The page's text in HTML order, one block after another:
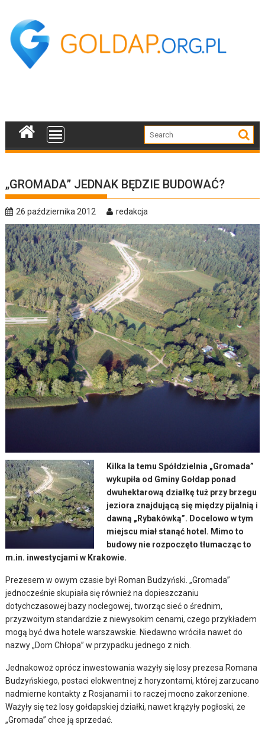
content
„GROMADA” JEDNAK BĘDZIE BUDOWAĆ?
26 października 2012 redakcja
Kilka la temu Spółdzielnia „Gromada”
wykupiła od Gminy Gołdap ponad
dwuhektarową działkę tuż przy brzegu
jeziora znajdującą się między pijalnią i
dawną „Rybakówką”. Docelowo w tym
miejscu miał stanąć hotel. Mimo to
budowy nie rozpoczęto tłumacząc to
m.in. inwestycjami w Krakowie.
Prezesem w owym czasie był Roman Budzyński. „Gromada”
jednocześnie skupiała się również na dopieszczaniu
dotychczasowej bazy noclegowej, tworząc sieć o średnim,
przyzwoitym standardzie z niewysokim cenami, czego przykładem
mogą być dwa hotele warszawskie. Niedawno wróciła nawet do
nazwy „Dom Chłopa” w przypadku jednego z nich.
Jednakowoż oprócz inwestowania ważyły się losy prezesa Romana
Budzyńskiego, postaci elokwentnej z horyzontami, której zarzucano
nadmierne kontakty z Rosjanami i to raczej mocno zakorzenione.
Ważyły się też losy gołdapskiej działki, nawet krążyły pogłoski, że
„Gromada” chce ją sprzedać.